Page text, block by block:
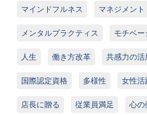
マインドフルネス マネジメント
メンタルプラクティス モチベー
人生 働き方改革 共感力の活
国際認定資格 多様性 女性活
店長に贈る 従業員満足 心の